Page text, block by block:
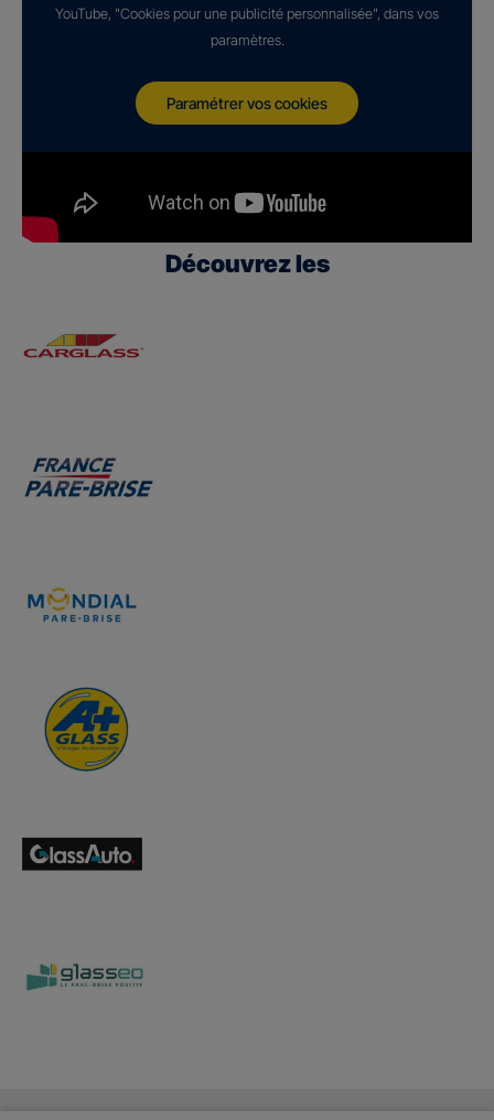
YouTube, "Cookies pour une publicité personnalisée", dans vos
paramètres.
Paramétrer vos cookies
Découvrez les